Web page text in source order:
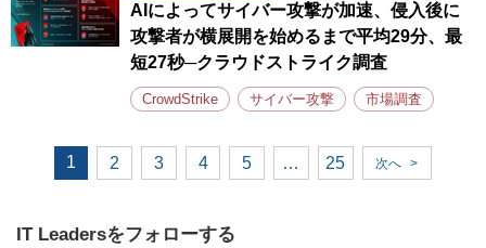
AIによってサイバー攻撃が加速、侵入後に
攻撃者が横展開を始めるまで平均29分、最
短27秒─クラウドストライク調査
CrowdStrike サイバー攻撃 市場調査
1 2 3 4 5 … 25 次へ >
IT Leadersをフォローする